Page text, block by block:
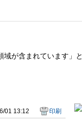
が含まれています」と
01 13:12 印刷